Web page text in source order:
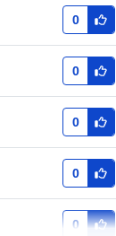
0
0
0
0
0